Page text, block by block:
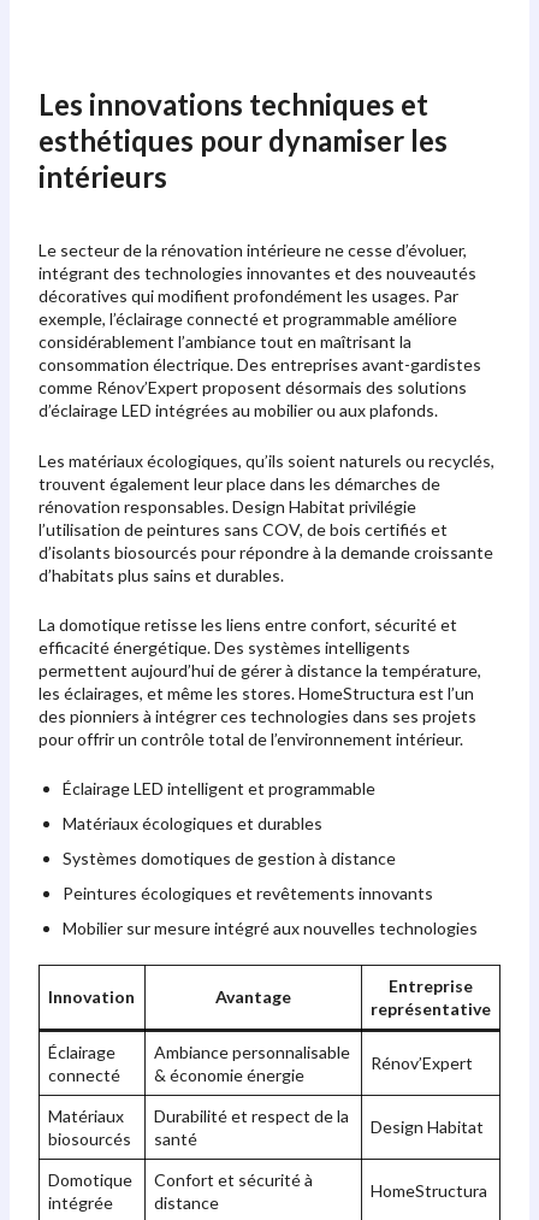
Les innovations techniques et
esthétiques pour dynamiser les
intérieurs
Le secteur de la rénovation intérieure ne cesse d’évoluer,
intégrant des technologies innovantes et des nouveautés
décoratives qui modifient profondément les usages. Par
exemple, l’éclairage connecté et programmable améliore
considérablement l’ambiance tout en maîtrisant la
consommation électrique. Des entreprises avant-gardistes
comme Rénov’Expert proposent désormais des solutions
d’éclairage LED intégrées au mobilier ou aux plafonds.
Les matériaux écologiques, qu’ils soient naturels ou recyclés,
trouvent également leur place dans les démarches de
rénovation responsables. Design Habitat privilégie
l’utilisation de peintures sans COV, de bois certifiés et
d’isolants biosourcés pour répondre à la demande croissante
d’habitats plus sains et durables.
La domotique retisse les liens entre confort, sécurité et
efficacité énergétique. Des systèmes intelligents
permettent aujourd’hui de gérer à distance la température,
les éclairages, et même les stores. HomeStructura est l’un
des pionniers à intégrer ces technologies dans ses projets
pour offrir un contrôle total de l’environnement intérieur.
Éclairage LED intelligent et programmable
Matériaux écologiques et durables
Systèmes domotiques de gestion à distance
Peintures écologiques et revêtements innovants
Mobilier sur mesure intégré aux nouvelles technologies
Innovation Avantage
Entreprise
représentative
Éclairage
connecté
Ambiance personnalisable
& économie énergie
Rénov’Expert
Matériaux
biosourcés
Durabilité et respect de la
santé
Design Habitat
Domotique
intégrée
Confort et sécurité à
distance
HomeStructura